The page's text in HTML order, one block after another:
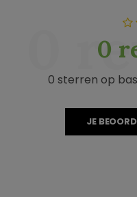
0
0
0 sterren op
JE